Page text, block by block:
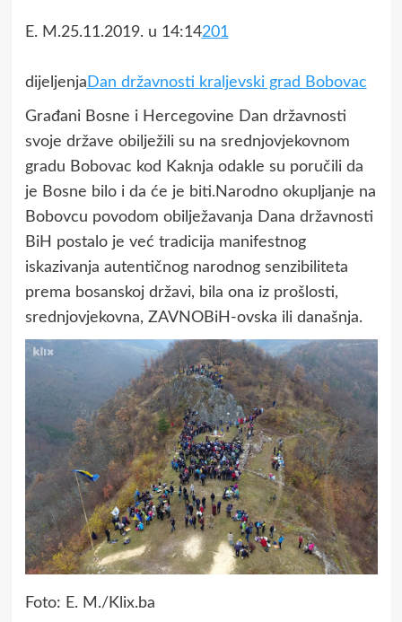
E. M.25.11.2019. u 14:14201
dijeljenja Dan državnosti kraljevski grad Bobovac
Građani Bosne i Hercegovine Dan državnosti
svoje države obilježili su na srednjovjekovnom
gradu Bobovac kod Kaknja odakle su poručili da
je Bosne bilo i da će je biti.Narodno okupljanje na
Bobovcu povodom obilježavanja Dana državnosti
BiH postalo je već tradicija manifestnog
iskazivanja autentičnog narodnog senzibiliteta
prema bosanskoj državi, bila ona iz prošlosti,
srednjovjekovna, ZAVNOBiH-ovska ili današnja.
Foto: E. M./Klix.ba